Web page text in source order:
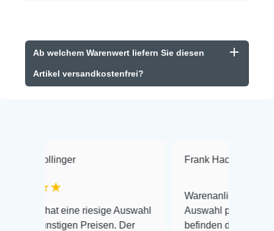
Ab welchem Warenwert liefern Sie diesen
Artikel versandkostenfrei?
riesige Auswahl
Preisen. Der
Frank Hackmayer
Warenanlieferung Top und die
Auswahl plus gesundheitliches
befinden der Fische einwandfrei.